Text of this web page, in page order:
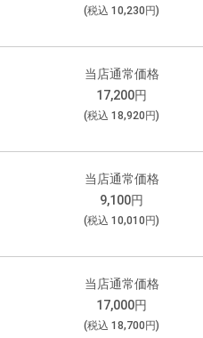
(税込 10,230 円)
当店通常価格
17,200円
(税込 18,920 円)
当店通常価格
9,100円
(税込 10,010 円)
当店通常価格
17,000円
(税込 18,700 円)